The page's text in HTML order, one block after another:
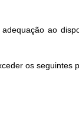
ao
os seguintes